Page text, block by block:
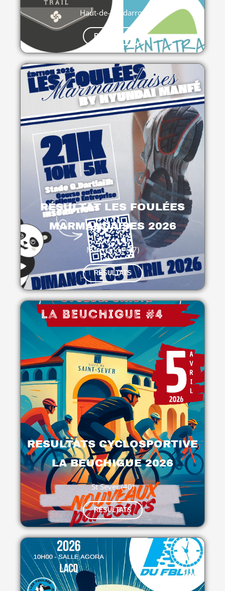
Haut-de-Bosdarros
RÉSULTATS
RÉSULTAT LES FOULÉES
MARMANDAISES 2026
Marmande (47)
RÉSULTATS
RESULTATS CYCLOSPORTIVE
LA BEUCHIGUE 2026
St Sever (40)
RÉSULTATS